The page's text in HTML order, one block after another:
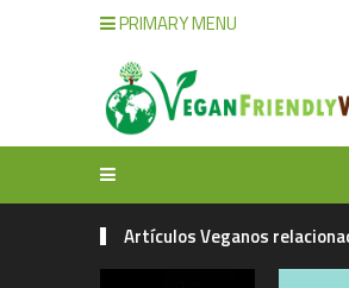
PRIMARY MENU
Artículos Veganos